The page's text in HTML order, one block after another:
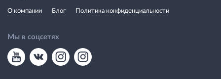
О компании Блог Политика конфиденциальности
Мы в соцсетях